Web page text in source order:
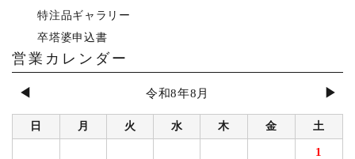
特注品ギャラリー
卒塔婆申込書
営業カレンダー
◀ 令和8年8月 ▶
日 月 火 水 木 金 土
1